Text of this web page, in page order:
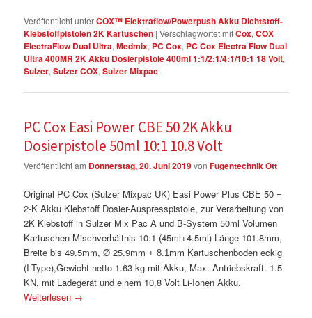
Veröffentlicht unterCOX™ Elektraflow/Powerpush Akku Dichtstoff-
Klebstoffpistolen 2K Kartuschen |Verschlagwortet mitCox,COX
ElectraFlow Dual Ultra,Medmix, PC Cox, PC Cox Electra Flow Dual
Ultra 400MR 2K Akku Dosierpistole 400ml 1:1/2:1/4:1/10:1 18 Volt,
Sulzer,Sulzer COX,Sulzer Mixpac
PC Cox Easi Power CBE 50 2K Akku
Dosierpistole 50ml 10:1 10.8 Volt
Veröffentlicht am Donnerstag, 20. Juni 2019vonFugentechnik Ott
Original PC Cox (Sulzer Mixpac UK) Easi Power Plus CBE 50 =
2-K Akku Klebstoff Dosier-Auspresspistole, zur Verarbeitung von
2K Klebstoff in Sulzer Mix Pac A und B-System 50ml Volumen
Kartuschen Mischverhältnis 10:1 (45ml+4.5ml) Länge 101.8mm,
Breite bis 49.5mm, Ø 25.9mm + 8.1mm Kartuschenboden eckig
(I-Type),Gewicht netto 1.63 kg mit Akku, Max. Antriebskraft. 1.5
KN, mit Ladegerät und einem 10.8 Volt Li-Ionen Akku.
Weiterlesen →